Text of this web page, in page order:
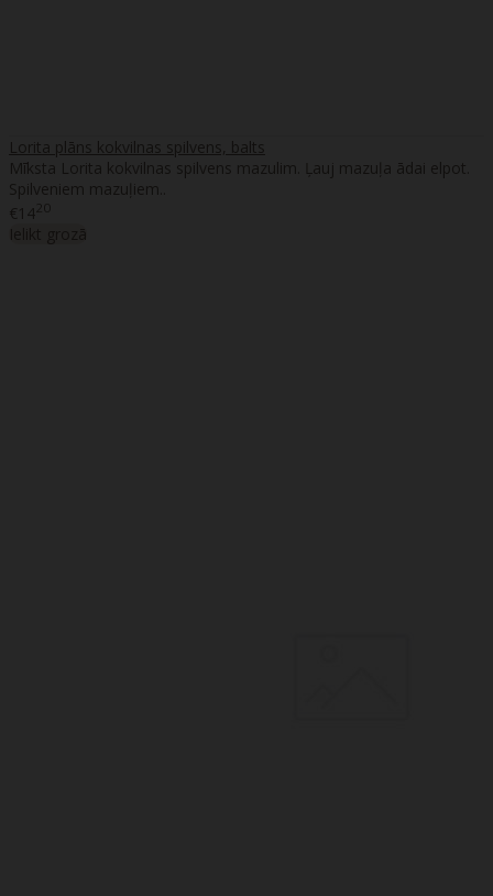
Lorita plāns kokvilnas spilvens, balts
Mīksta Lorita kokvilnas spilvens mazulim. Ļauj mazuļa ādai elpot.
Spilveniem mazuļiem..
€1420
Ielikt grozā